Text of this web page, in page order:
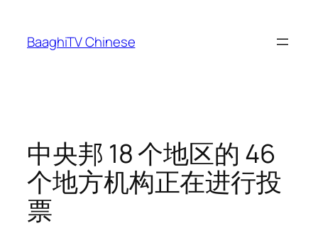
content
BaaghiTV Chinese
中央邦 18 个地区的 46
个地方机构正在进行投
票